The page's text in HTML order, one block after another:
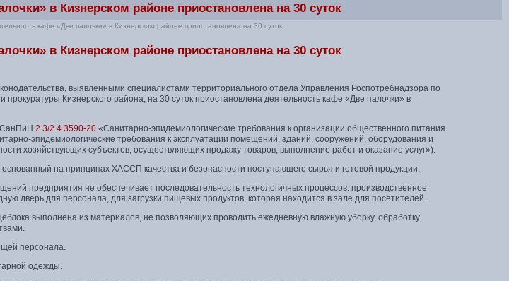
в Кизнерском районе приостановлена на 30 суток
кафе «Две палочки» в Кизнерском районе приостановлена на 30 суток
в Кизнерском районе приостановлена на 30 суток
выявленными специалистами территориального отдела Управления Роспотребнадзора по
прокуратуры Кизнерского района, на 30 суток приостановлена деятельность кафе «Две палочки» в
2.3/2.4.3590-20 «Санитарно-эпидемиологические требования к организации общественного питания
эпидемиологические требования к эксплуатации помещений, зданий, сооружений, оборудования и
хозяйствующих субъектов, осуществляющих продажу товаров, выполнение работ и оказание услуг»):
на принципах ХАССП качества и безопасности поступающего сырья и готовой продукции.
предприятия не обеспечивает последовательность технологичных процессов: производственное
дверь для персонала, для загрузки пищевых продуктов, которая находится в зале для посетителей.
выполнена из материалов, не позволяющих проводить ежедневную влажную уборку, обработку
персонала.
одежды.